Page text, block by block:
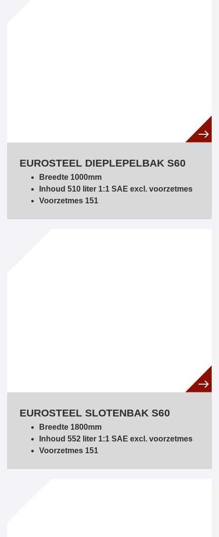
EUROSTEEL DIEPLEPELBAK S60
Breedte 1000mm
Inhoud 510 liter 1:1 SAE excl. voorzetmes
Voorzetmes 151
EUROSTEEL SLOTENBAK S60
Breedte 1800mm
Inhoud 552 liter 1:1 SAE excl. voorzetmes
Voorzetmes 151